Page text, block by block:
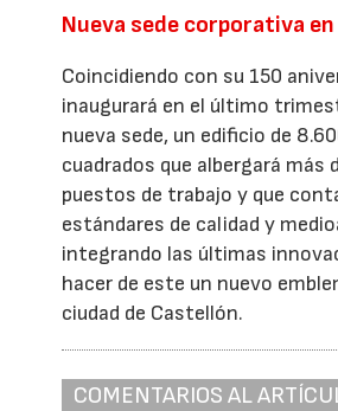
Nueva sede corporativa
Coincidiendo con su 150
inaugurará en el último
nueva sede, un edificio de
cuadrados que albergará más
puestos de trabajo y que
estándares de calidad y
integrando las últimas
hacer de este un nuevo
ciudad de Castellón.
COMENTARIOS AL